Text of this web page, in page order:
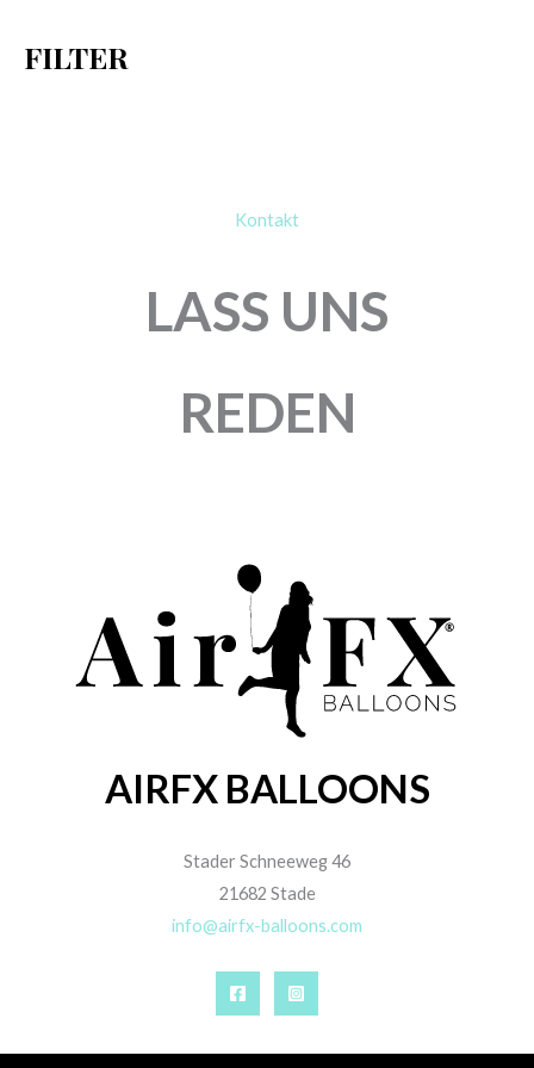
FILTER
Kontakt
LASS UNS
REDEN
AIRFX BALLOONS
Stader Schneeweg 46
21682 Stade
info@airfx-balloons.com